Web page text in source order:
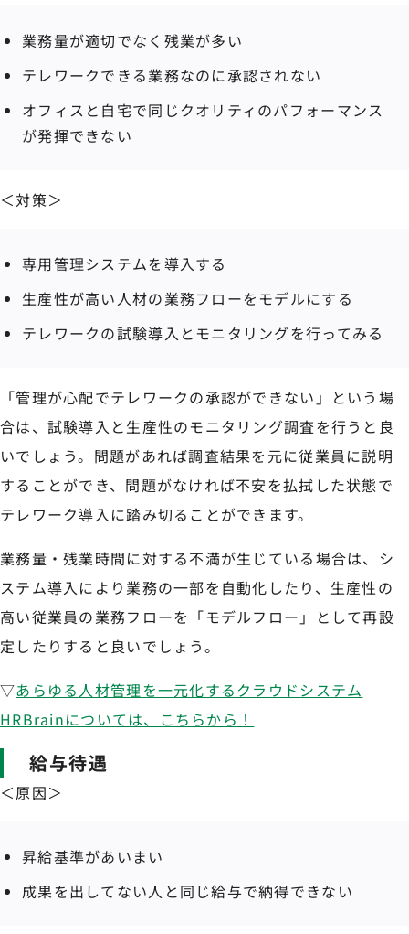
業務量が適切でなく残業が多い
テレワークできる業務なのに承認されない
オフィスと自宅で同じクオリティのパフォーマンス
が発揮できない
＜対策＞
専用管理システムを導入する
生産性が高い人材の業務フローをモデルにする
テレワークの試験導入とモニタリングを行ってみる
「管理が心配でテレワークの承認ができない」という場
合は、試験導入と生産性のモニタリング調査を行うと良
いでしょう。問題があれば調査結果を元に従業員に説明
することができ、問題がなければ不安を払拭した状態で
テレワーク導入に踏み切ることができます。
業務量・残業時間に対する不満が生じている場合は、シ
ステム導入により業務の一部を自動化したり、生産性の
高い従業員の業務フローを「モデルフロー」として再設
定したりすると良いでしょう。
▽あらゆる人材管理を一元化するクラウドシステム
HRBrainについては、こちらから！
給与待遇
＜原因＞
昇給基準があいまい
成果を出してない人と同じ給与で納得できない